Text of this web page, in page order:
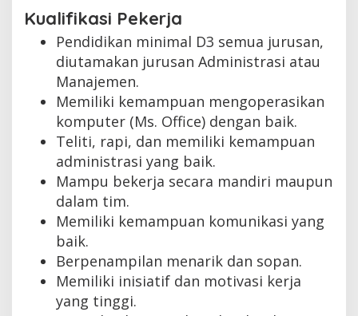
Kualifikasi Pekerja
Pendidikan minimal D3 semua jurusan,
diutamakan jurusan Administrasi atau
Manajemen.
Memiliki kemampuan mengoperasikan
komputer (Ms. Office) dengan baik.
Teliti, rapi, dan memiliki kemampuan
administrasi yang baik.
Mampu bekerja secara mandiri maupun
dalam tim.
Memiliki kemampuan komunikasi yang
baik.
Berpenampilan menarik dan sopan.
Memiliki inisiatif dan motivasi kerja
yang tinggi.